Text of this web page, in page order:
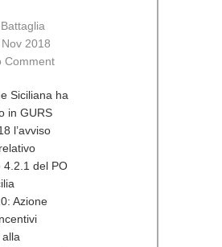
2018
Comment
Siciliana ha
in GURS
l’avviso
4.2.1 del PO
Azione